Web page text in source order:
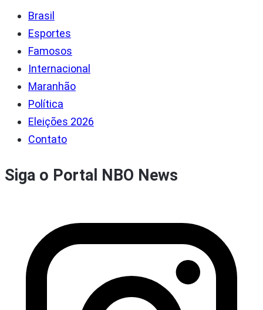
Brasil
Esportes
Famosos
Internacional
Maranhão
Política
Eleições 2026
Contato
Siga o Portal NBO News